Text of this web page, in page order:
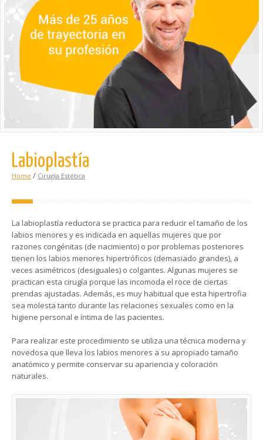
Labioplastía
Home / Cirugía Estética
La labioplastía reductora se practica para reducir el tamaño de los
labios menores y es indicada en aquellas mujeres que por
razones congénitas (de nacimiento) o por problemas posteriores
tienen los labios menores hipertróficos (demasiado grandes), a
veces asimétricos (desiguales) o colgantes. Algunas mujeres se
practican esta cirugía porque las incomoda el roce de ciertas
prendas ajustadas. Además, es muy habitual que esta hipertrofia
sea molesta tanto durante las relaciones sexuales como en la
higiene personal e íntima de las pacientes.
Para realizar este procedimiento se utiliza una técnica moderna y
novedosa que lleva los labios menores a su apropiado tamaño
anatómico y permite conservar su apariencia y coloración
naturales.